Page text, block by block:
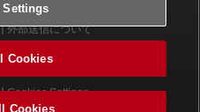
利用規約
外部送信について
Cookies Settings
Settings
Cookies
Cookies